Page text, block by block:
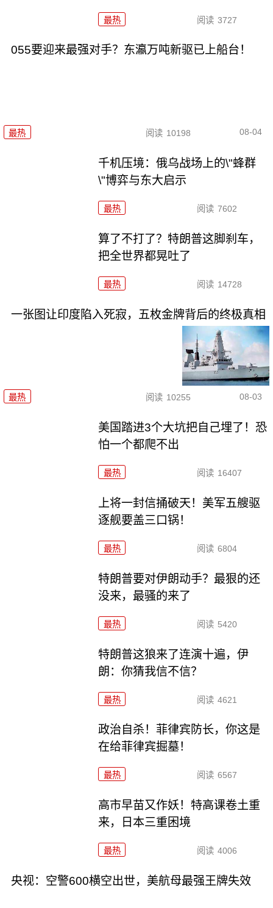
最热 阅读 3727
055要迎来最强对手？东瀛万吨新驱已上船台！
最热 阅读 10198 08-04
千机压境：俄乌战场上的\"蜂群
\"博弈与东大启示
最热 阅读 7602
算了不打了？特朗普这脚刹车，
把全世界都晃吐了
最热 阅读 14728
一张图让印度陷入死寂，五枚金牌背后的终极真相
最热 阅读 10255 08-03
美国踏进3个大坑把自己埋了！恐
怕一个都爬不出
最热 阅读 16407
上将一封信捅破天！美军五艘驱
逐舰要盖三口锅！
最热 阅读 6804
特朗普要对伊朗动手？最狠的还
没来，最骚的来了
最热 阅读 5420
特朗普这狼来了连演十遍，伊
朗：你猜我信不信？
最热 阅读 4621
政治自杀！菲律宾防长，你这是
在给菲律宾掘墓！
最热 阅读 6567
高市早苗又作妖！特高课卷土重
来，日本三重困境
最热 阅读 4006
央视：空警600横空出世，美航母最强王牌失效